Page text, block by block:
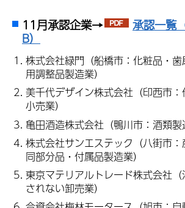
11月承認企業→ 承認一覧
B）
株式会社緑門（船橋市：化粧品・
用調整品製造業）
美千代デザイン株式会社（印西市
小売業）
亀田酒造株式会社（鴨川市：酒類製
株式会社サンエステック（八街市：
同部分品・付属品製造業）
東京マテリアルトレード株式会社
されない卸売業）